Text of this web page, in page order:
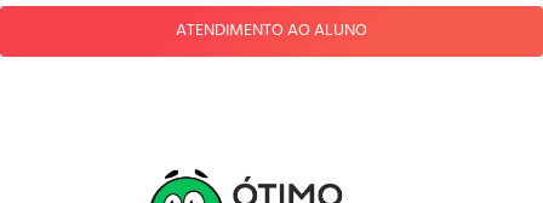
ATENDIMENTO AO ALUNO